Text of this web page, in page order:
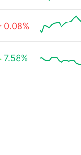
0.08%
7.58%